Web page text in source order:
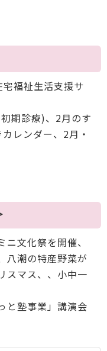
福祉生活支援サ
期診療)、2月のす
レンダー、2月・
文化祭を開催、
八潮の特産野菜が
スマス、、小中一
と塾事業」講演会